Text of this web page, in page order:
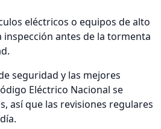
eléctricos o equipos de alto
antes de la tormenta
seguridad y las mejores
Eléctrico Nacional se
así que las revisiones regulares